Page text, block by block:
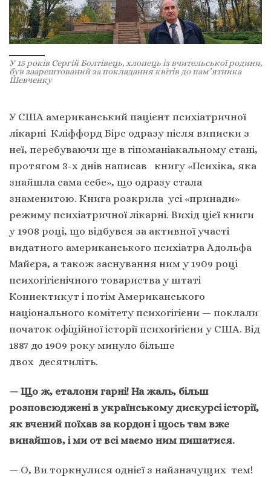
У 15 років Сергій Болтівець, хлопець із вчительської родини,
був заарештований за покладання квітів до пам’ятника
Шевченку
У США американський пацієнт психіатричної
лікарні Кліффорд Бірс одразу після виписки з
неї, перебуваючи ще в гіпоманіакальному стані,
протягом 3-х днів написав книгу «Психіка, яка
знайшла сама себе», що одразу стала
знаменитою. Книга розкрила усі «принади»
режиму психіатричної лікарні. Вихід цієї книги
у 1908 році, що відбувся за активної участі
видатного американського психіатра Адольфа
Майєра, а також заснування ним у 1909 році
психогігієнічного товариства у штаті
Коннектикут і потім Американського
національного комітету психогігієни — поклали
початок офіційної історії психогігієни у США. Від
1887 до 1909 року минуло більше
двох десятиліть.
— Що ж, еталони гарні! На жаль, більш
розповсюджені в українському дискурсі історії,
як вчений поїхав за кордон і щось там вже
винайшов, і ми от всі маємо ним пишатися.
— О, Ви торкнулися однієї з найзначущих тем!